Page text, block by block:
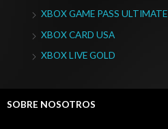
XBOX GAME PASS ULTIMATE
XBOX CARD USA
XBOX LIVE GOLD
SOBRE NOSOTROS